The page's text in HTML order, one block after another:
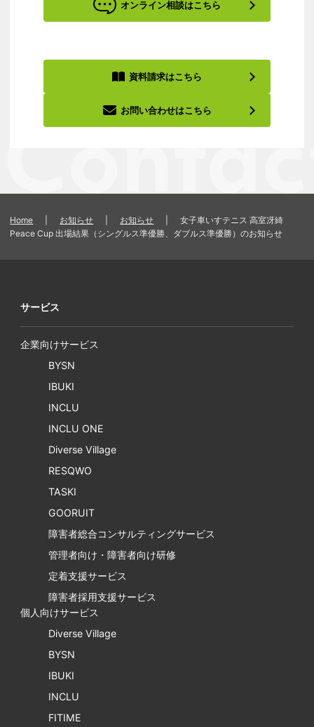
オンライン相談はこちら
資料請求はこちら
お問い合わせはこちら
Home お知らせ お知らせ
女子車いすテニス 高室冴綺
Peace Cup 出場結果（シングルス準優勝、ダブルス準優勝）のお知らせ
サービス
企業向けサービス
BYSN
IBUKI
INCLU
INCLU ONE
Diverse Village
RESQWO
TASKI
GOORUIT
障害者総合コンサルティングサービス
管理者向け・障害者向け研修
定着支援サービス
障害者採用支援サービス
個人向けサービス
Diverse Village
BYSN
IBUKI
INCLU
FITIME